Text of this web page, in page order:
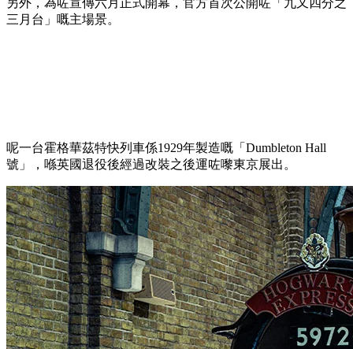
另外，為咗宣傳六月正式開幕，官方首次公開咗「九又四分之
三月台」嘅主場景。
呢一台霍格華茲特快列車係1929年製造嘅「Dumbleton Hall
號」，喺英國退役後經過改裝之後運咗嚟東京展出。